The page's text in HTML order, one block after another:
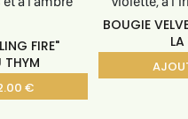
FIRE"
THYM
€
BOUGIE